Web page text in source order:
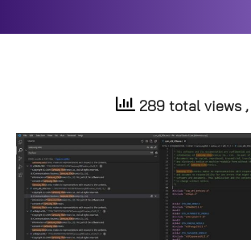
289 total views